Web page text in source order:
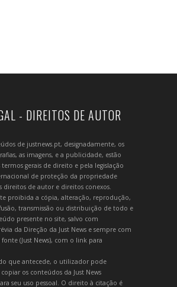
- DIREITOS DE AUTOR
de justnews.pt, designadamente, os
as imagens, e a publicidade, estão
gerais de direito e pela legislação
de proteção da propriedade
direitos de autor e direitos conexos.
proibida a cópia, alteração, reprodução,
transmissão ou distribuição de todo e
presente no site, salvo com
da Direção da Just News e sempre com
(Just News), com o link para
que antecede, o utilizador pode
os conteúdos da Just News
seu uso pessoal. O direito à citação é